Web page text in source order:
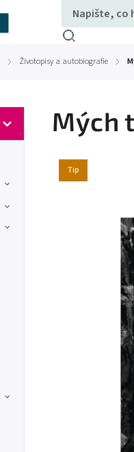
/ Životopisy a autobiografie /
Mých
Tip